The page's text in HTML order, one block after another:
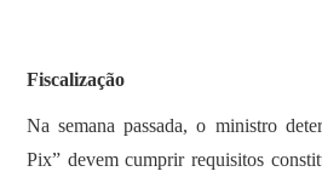
Fiscalização
Na semana passada, o ministro
Pix” devem cumprir requisitos